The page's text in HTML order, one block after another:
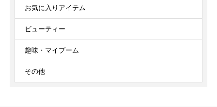
お気に入りアイテム
ビューティー
趣味・マイブーム
その他